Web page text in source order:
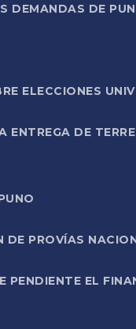
DEMANDAS DE
ELECCIONES
ENTREGA DE
DE PROVÍAS
PENDIENTE EL